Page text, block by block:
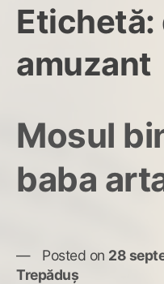
Etichetă:
amuzant
Mosul
baba
Posted on 28
Trepăduș